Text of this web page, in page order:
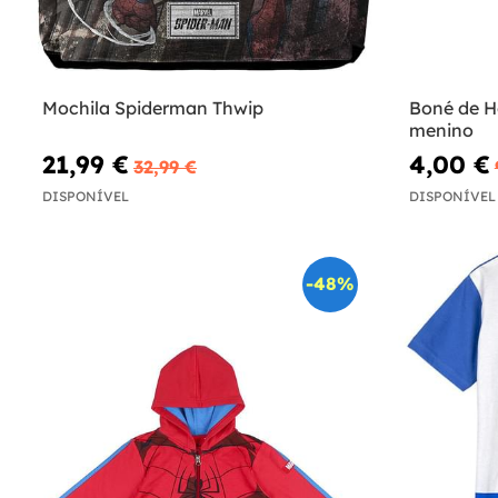
Mochila Spiderman Thwip
21,99 € 32,99 €
DISPONÍVEL
Boné de
menino
4,00 €
DISPONÍVEL
-48%